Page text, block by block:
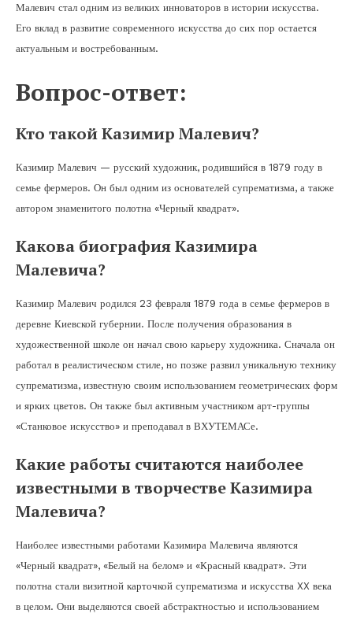
Малевич стал одним из великих инноваторов в истории искусства.
Его вклад в развитие современного искусства до сих пор остается
актуальным и востребованным.
Вопрос-ответ:
Кто такой Казимир Малевич?
Казимир Малевич — русский художник, родившийся в 1879 году в
семье фермеров. Он был одним из основателей супрематизма, а также
автором знаменитого полотна «Черный квадрат».
Какова биография Казимира
Малевича?
Казимир Малевич родился 23 февраля 1879 года в семье фермеров в
деревне Киевской губернии. После получения образования в
художественной школе он начал свою карьеру художника. Сначала он
работал в реалистическом стиле, но позже развил уникальную технику
супрематизма, известную своим использованием геометрических форм
и ярких цветов. Он также был активным участником арт-группы
«Станковое искусство» и преподавал в ВХУТЕМАСе.
Какие работы считаются наиболее
известными в творчестве Казимира
Малевича?
Наиболее известными работами Казимира Малевича являются
«Черный квадрат», «Белый на белом» и «Красный квадрат». Эти
полотна стали визитной карточкой супрематизма и искусства XX века
в целом. Они выделяются своей абстрактностью и использованием